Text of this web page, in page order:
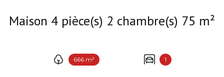
Maison 4 pièce(s) 2 chambre(s) 75 m²
666 m² 1